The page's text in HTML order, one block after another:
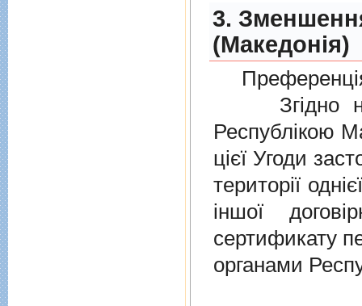
3.
(Македонія)
Згідно
Республікою
цієї Угоди
території
іншої
сертификату
органами